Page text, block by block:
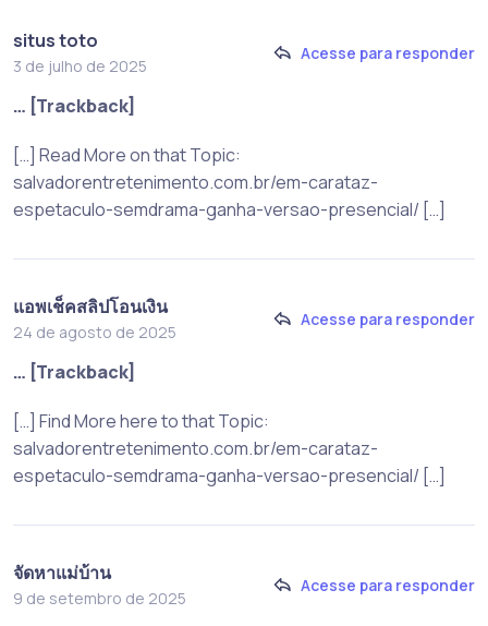
situs toto
3 de julho de 2025
Acesse para responder
… [Trackback]
[…] Read More on that Topic:
salvadorentretenimento.com.br/em-carataz-
espetaculo-semdrama-ganha-versao-presencial/ […]
แอพเช็คสลิปโอนเงิน
24 de agosto de 2025
Acesse para responder
… [Trackback]
[…] Find More here to that Topic:
salvadorentretenimento.com.br/em-carataz-
espetaculo-semdrama-ganha-versao-presencial/ […]
จัดหาแม่บ้าน
9 de setembro de 2025
Acesse para responder